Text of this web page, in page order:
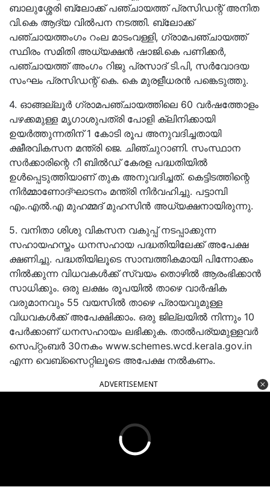
ബാലുശ്ശേരി ബ്ലോക്ക് പഞ്ചായത്ത് പ്രസിഡന്റ് അനിത
വി.കെ ആദ്യ വില്‍പന നടത്തി. ബ്ലോക്ക്
പഞ്ചായത്തംഗം റംല മാടംവള്ളി, ഗ്രാമപഞ്ചായത്ത്
സ്ഥിരം സമിതി അധ്യക്ഷന്‍ ഷാജി.കെ പണിക്കര്‍,
പഞ്ചായത്ത് അംഗം റിജു പ്രസാദ് ടി.പി, സര്‍വോദയ
സംഘം പ്രസിഡന്റ് കെ. കെ മുരളീധരന്‍ പങ്കെടുത്തു.
4. ഓങ്ങല്ലൂർ ഗ്രാമപഞ്ചായത്തിലെ 60 വർഷത്തോളം
പഴക്കമുള്ള മൃഗാശുപത്രി പോളി ക്ലിനിക്കായി
ഉയർത്തുന്നതിന് 1 കോടി രൂപ അനുവദിച്ചതായി
ക്ഷീരവികസന മന്ത്രി ജെ. ചിഞ്ചുറാണി. സംസ്ഥാന
സർക്കാരിന്റെ റീ ബിൽഡ് കേരള പദ്ധതിയിൽ
ഉൾപ്പെടുത്തിയാണ് തുക അനുവദിച്ചത്. കെട്ടിടത്തിന്റെ
നിർമ്മാണോദ്ഘാടനം മന്ത്രി നിർവഹിച്ചു. പട്ടാമ്പി
എം.എൽ.എ മുഹമ്മദ് മുഹസിൻ അധ്യക്ഷനായിരുന്നു.
5. വനിതാ ശിശു വികസന വകുപ്പ് നടപ്പാക്കുന്ന
സഹായഹസ്തം ധനസഹായ പദ്ധതിയിലേക്ക് അപേക്ഷ
ക്ഷണിച്ചു. പദ്ധതിയിലൂടെ സാമ്പത്തികമായി പിന്നോക്കം
നിൽക്കുന്ന വിധവകൾക്ക് സ്വയം തൊഴിൽ ആരംഭിക്കാൻ
സാധിക്കും. ഒരു ലക്ഷം രൂപയിൽ താഴെ വാർഷിക
വരുമാനവും 55 വയസിൽ താഴെ പ്രായവുമുള്ള
വിധവകൾക്ക് അപേക്ഷിക്കാം. ഒരു ജില്ലയിൽ നിന്നും 10
പേർക്കാണ് ധനസഹായം ലഭിക്കുക. താൽപര്യമുള്ളവർ
സെപ്റ്റംബർ 30നകം www.schemes.wcd.kerala.gov.in
എന്ന വെബ്സൈറ്റിലൂടെ അപേക്ഷ നൽകണം.
ADVERTISEMENT